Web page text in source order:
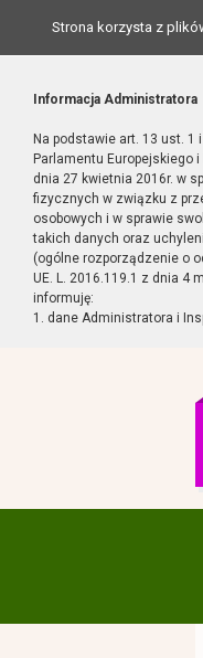
Strona korzysta z
Informacja Administratora
Na podstawie art. 13 ust. 1
Parlamentu Europejskiego
dnia 27 kwietnia 2016r. w
fizycznych w związku z
osobowych i w sprawie
takich danych oraz
(ogólne rozporządzenie o
UE. L. 2016.119.1 z dnia 4
informuję:
1. dane Administratora i